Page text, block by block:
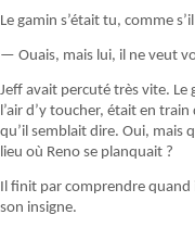
Le gamin s’était tu, comme
— Ouais, mais lui, il ne veut
Jeff avait percuté très vite. Le
l’air d’y toucher, était en
qu’il semblait dire. Oui, mais
lieu où Reno se planquait ?
Il finit par comprendre quand
son insigne.